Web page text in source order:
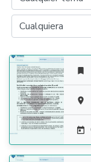



